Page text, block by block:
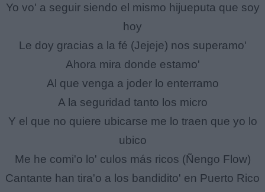
Yo vo' a seguir siendo el mismo hijueputa que soy
hoy
Le doy gracias a la fé (Jejeje) nos superamo'
Ahora mira donde estamo'
Al que venga a joder lo enterramo
A la seguridad tanto los micro
Y el que no quiere ubicarse me lo traen que yo lo
ubico
Me he comi'o lo' culos más ricos (Ñengo Flow)
Cantante han tira'o a los bandidito' en Puerto Rico